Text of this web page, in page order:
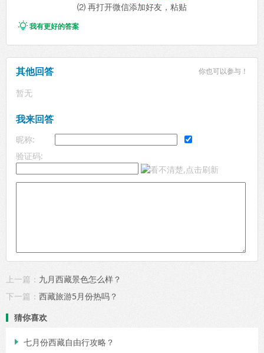
⑵ 再打开微信添加好友，粘贴
我有更好的答案
其他回答 你也可以参与！
暂无
我来回答
昵称:
验证码:
上一篇： 九月西藏景色怎么样？
下一篇： 西藏旅游5月份热吗？
猜你喜欢
 七月份西藏自由行攻略？